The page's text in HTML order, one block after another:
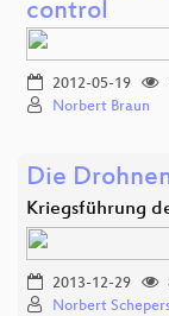
control
2012-05-19
Norbert Braun
Die
Kriegsführung
2013-12-29
Norbert